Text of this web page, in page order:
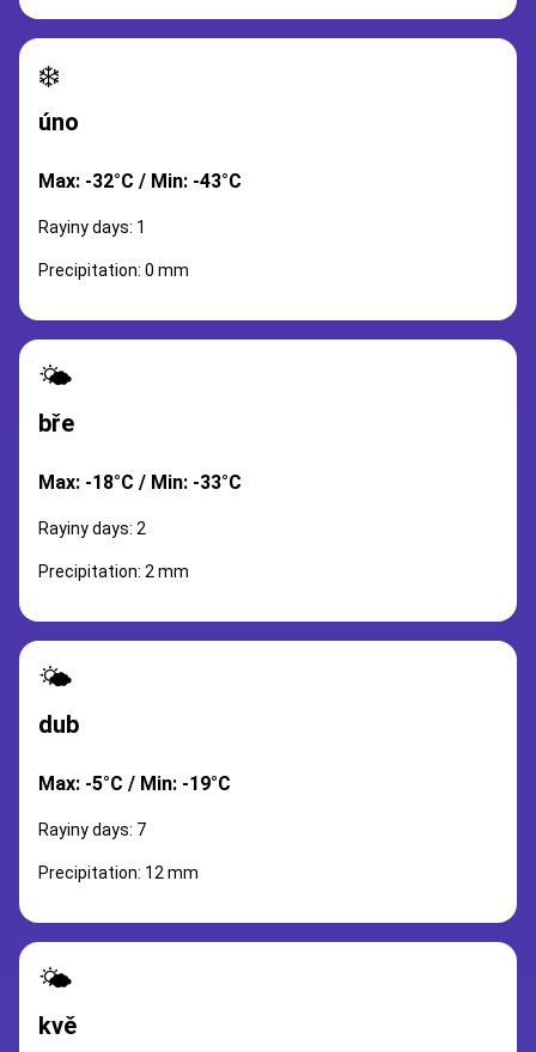
❄️
úno
Max: -32°C / Min: -43°C
Rayiny days: 1
Precipitation: 0 mm
🌤️
bře
Max: -18°C / Min: -33°C
Rayiny days: 2
Precipitation: 2 mm
🌤️
dub
Max: -5°C / Min: -19°C
Rayiny days: 7
Precipitation: 12 mm
🌤️
kvě